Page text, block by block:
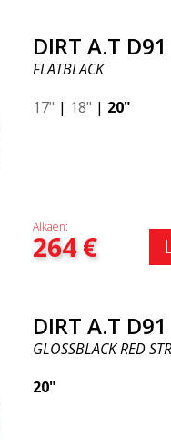
DIRT A.T D91
FLATBLACK
17" | 18" | 20"
Alkaen:
264€
DIRT A.T D91
GLOSSBLACK RED
20"